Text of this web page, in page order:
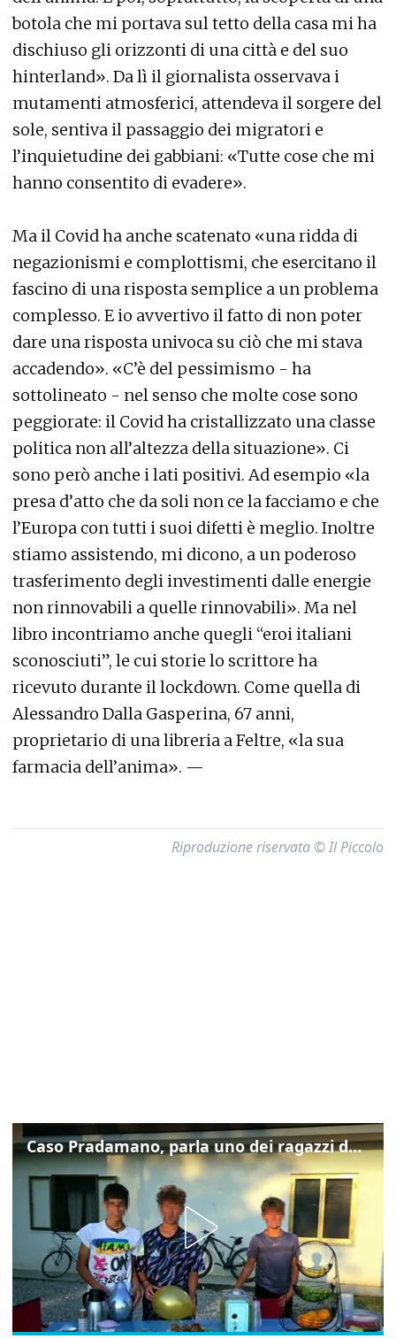
botola che mi portava sul tetto della casa mi ha
dischiuso gli orizzonti di una città e del suo
hinterland». Da lì il giornalista osservava i
mutamenti atmosferici, attendeva il sorgere del
sole, sentiva il passaggio dei migratori e
l’inquietudine dei gabbiani: «Tutte cose che mi
hanno consentito di evadere».
Ma il Covid ha anche scatenato «una ridda di
negazionismi e complottismi, che esercitano il
fascino di una risposta semplice a un problema
complesso. E io avvertivo il fatto di non poter
dare una risposta univoca su ciò che mi stava
accadendo». «C’è del pessimismo - ha
sottolineato - nel senso che molte cose sono
peggiorate: il Covid ha cristallizzato una classe
politica non all’altezza della situazione». Ci
sono però anche i lati positivi. Ad esempio «la
presa d’atto che da soli non ce la facciamo e che
l’Europa con tutti i suoi difetti è meglio. Inoltre
stiamo assistendo, mi dicono, a un poderoso
trasferimento degli investimenti dalle energie
non rinnovabili a quelle rinnovabili». Ma nel
libro incontriamo anche quegli “eroi italiani
sconosciuti”, le cui storie lo scrittore ha
ricevuto durante il lockdown. Come quella di
Alessandro Dalla Gasperina, 67 anni,
proprietario di una libreria a Feltre, «la sua
farmacia dell’anima». —
Riproduzione riservata © Il Piccolo
Caso Pradamano, parla uno dei ragazzi denunciati per la limonata: "Volevo anche aiutare i miei"